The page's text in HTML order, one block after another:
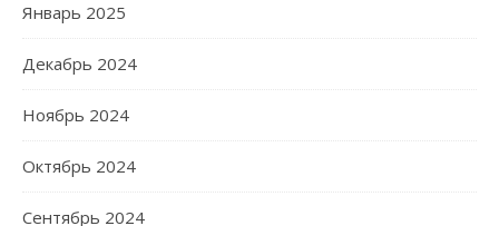
Январь 2025
Декабрь 2024
Ноябрь 2024
Октябрь 2024
Сентябрь 2024